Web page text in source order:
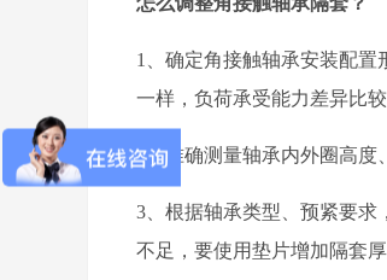
1、确定角接触轴承安装配
一样，负荷承受能力差异比较
2、准确测量轴承内外圈高度
3、根据轴承类型、预紧要求
不足，要使用垫片增加隔套